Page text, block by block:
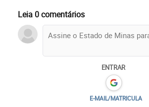
Leia 0 comentários
ENTRAR
E-MAIL/MATRICULA